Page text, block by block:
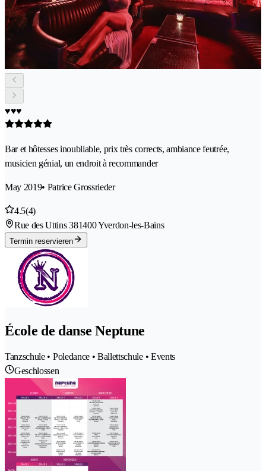
♥️♥️♥️
Bar et hôtesses inoubliable, prix très corrects, ambiance feutrée,
musicien génial, un endroit à recommander
May 2019• Patrice Grossrieder
4.5(4)
Rue des Uttins 381400 Yverdon-les-Bains
Termin reservieren
École de danse Neptune
Tanzschule • Poledance • Ballettschule • Events
Geschlossen